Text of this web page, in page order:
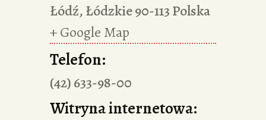
Łódź,Łódzkie90-113Polska
+ Google Map
Telefon:
(42) 633-98-00
Witryna internetowa: